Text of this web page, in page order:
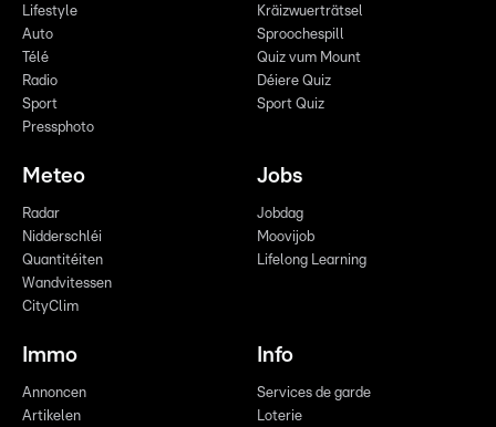
Lifestyle
Auto
Télé
Radio
Sport
Pressphoto
Kräizwuerträtsel
Sproochespill
Quiz vum Mount
Déiere Quiz
Sport Quiz
Meteo
Radar
Nidderschléi
Quantitéiten
Wandvitessen
CityClim
Jobs
Jobdag
Moovijob
Lifelong Learning
Immo
Annoncen
Artikelen
Info
Services de garde
Loterie